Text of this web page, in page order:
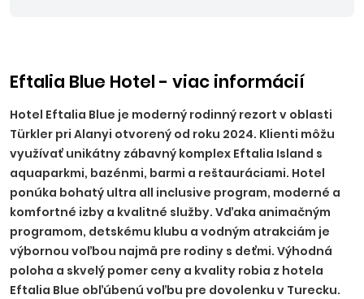
Eftalia Blue Hotel - viac informácií
Hotel Eftalia Blue je moderný rodinný rezort v oblasti
Türkler pri Alanyi otvorený od roku 2024. Klienti môžu
využívať unikátny zábavný komplex Eftalia Island s
aquaparkmi, bazénmi, barmi a reštauráciami. Hotel
ponúka bohatý ultra all inclusive program, moderné a
komfortné izby a kvalitné služby. Vďaka animačným
programom, detskému klubu a vodným atrakciám je
výbornou voľbou najmä pre rodiny s deťmi. Výhodná
poloha a skvelý pomer ceny a kvality robia z hotela
Eftalia Blue obľúbenú voľbu pre dovolenku v Turecku.